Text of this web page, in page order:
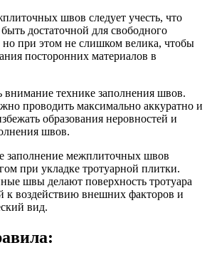
швов следует учесть, что
достаточной для свободного
при этом не слишком велика, чтобы
посторонних материалов в
внимание технике заполнения швов.
проводить максимально аккуратно и
образования неровностей и
швов.
заполнение межплиточных швов
при укладке тротуарной плитки.
швы делают поверхность тротуара
к воздействию внешних факторов и
вид.